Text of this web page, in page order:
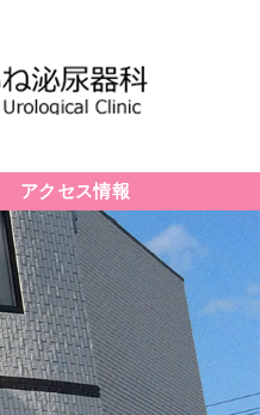
アクセス情報